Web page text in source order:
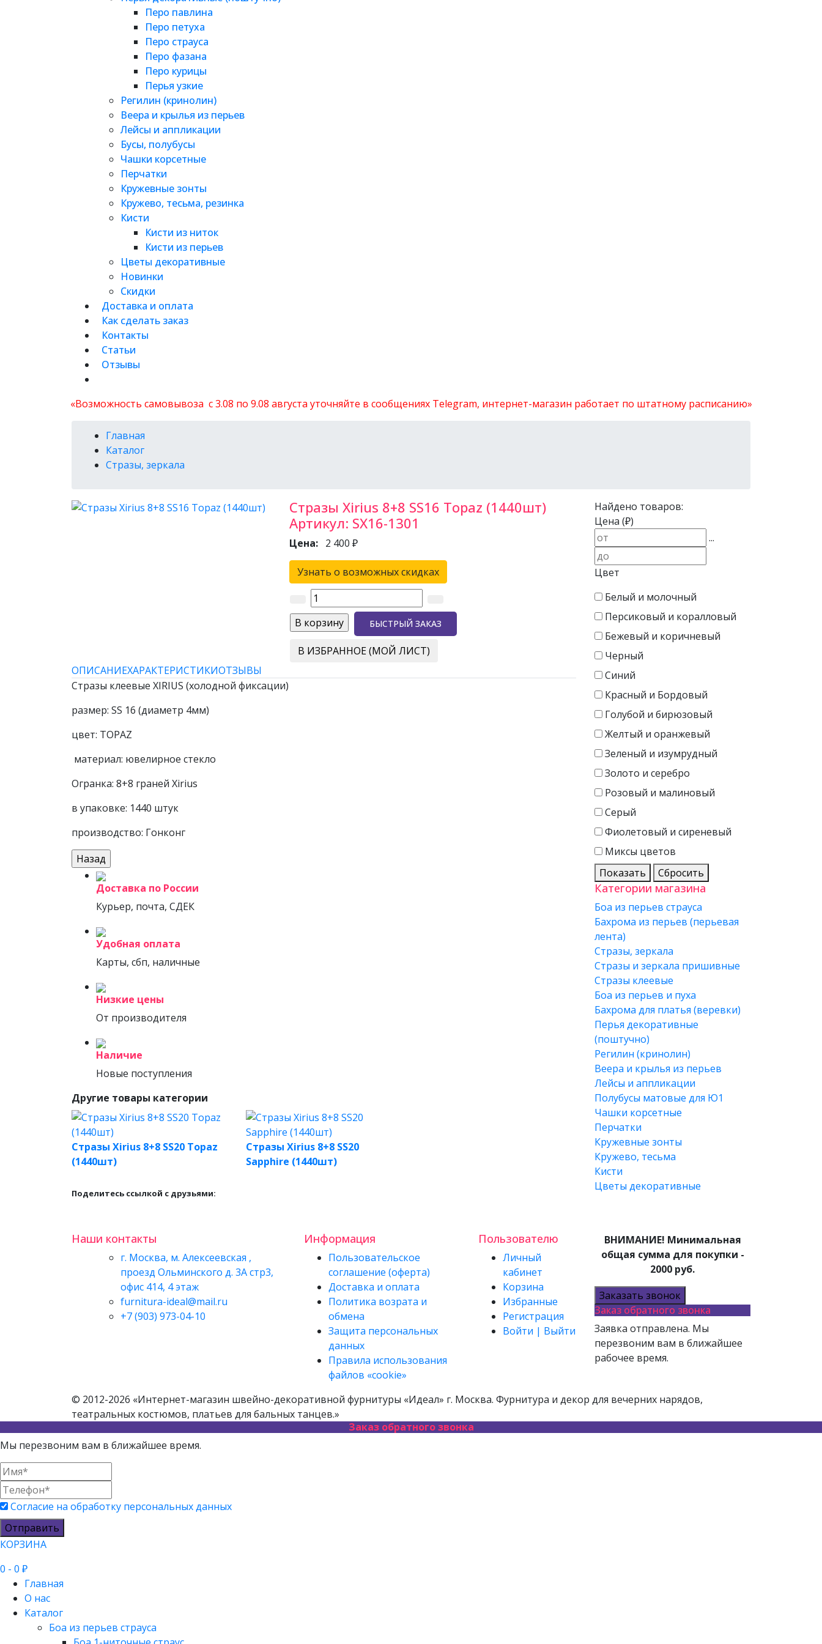
Перо павлина
Перо петуха
Перо страуса
Перо фазана
Перо курицы
Перья узкие
Регилин (кринолин)
Веера и крылья из перьев
Лейсы и аппликации
Бусы, полубусы
Чашки корсетные
Перчатки
Кружевные зонты
Кружево, тесьма, резинка
Кисти
Кисти из ниток
Кисти из перьев
Цветы декоративные
Новинки
Скидки
Доставка и оплата
Как сделать заказ
Контакты
Статьи
Отзывы
«Возможность самовывоза с 3.08 по 9.08 августа уточняйте в сообщениях Telegram, интернет-магазин работает по штатному расписанию»
Главная
Каталог
Стразы, зеркала
Стразы Xirius 8+8 SS16 Topaz (1440шт)
Артикул: SX16-1301
Цена: 2 400 ₽
Узнать о возможных скидках
БЫСТРЫЙ ЗАКАЗ
В ИЗБРАННОЕ (МОЙ ЛИСТ)
ОПИСАНИЕХАРАКТЕРИСТИКИОТЗЫВЫ
Стразы клеевые XIRIUS (холодной фиксации)
размер: SS 16 (диаметр 4мм)
цвет: TOPAZ
материал: ювелирное стекло
Огранка: 8+8 граней Xirius
в упаковке: 1440 штук
производство: Гонконг
Доставка по России
Курьер, почта, СДЕК
Удобная оплата
Карты, сбп, наличные
Низкие цены
От производителя
Наличие
Новые поступления
Другие товары категории
Стразы Xirius 8+8 SS20 Topaz
(1440шт)
Стразы Xirius 8+8 SS20
Sapphire (1440шт)
Поделитесь ссылкой с друзьями:
Найдено товаров:
Цена (₽)
...
Цвет
Белый и молочный
Персиковый и коралловый
Бежевый и коричневый
Черный
Синий
Красный и Бордовый
Голубой и бирюзовый
Желтый и оранжевый
Зеленый и изумрудный
Золото и серебро
Розовый и малиновый
Серый
Фиолетовый и сиреневый
Миксы цветов
Показать
Сбросить
Категории магазина
Боа из перьев страуса
Бахрома из перьев (перьевая
лента)
Стразы, зеркала
Стразы и зеркала пришивные
Стразы клеевые
Боа из перьев и пуха
Бахрома для платья (веревки)
Перья декоративные
(поштучно)
Регилин (кринолин)
Веера и крылья из перьев
Лейсы и аппликации
Полубусы матовые для Ю1
Чашки корсетные
Перчатки
Кружевные зонты
Кружево, тесьма
Кисти
Цветы декоративные
Наши контакты
г. Москва, м. Алексеевская ,
проезд Ольминского д. 3А стр3,
офис 414, 4 этаж
furnitura-ideal@mail.ru
+7 (903) 973-04-10
Информация
Пользовательское
соглашение (оферта)
Доставка и оплата
Политика возрата и
обмена
Защита персональных
данных
Правила использования
файлов «cookie»
Пользователю
Личный
кабинет
Корзина
Избранные
Регистрация
Войти | Выйти
ВНИМАНИЕ! Минимальная
общая сумма для покупки -
2000 руб.
Заказать звонок
Заказ обратного звонка
Заявка отправлена. Мы
перезвоним вам в ближайшее
рабочее время.
© 2012-2026 «Интернет-магазин швейно-декоративной фурнитуры «Идеал» г. Москва. Фурнитура и декор для вечерних нарядов,
театральных костюмов, платьев для бальных танцев.»
Заказ обратного звонка
Мы перезвоним вам в ближайшее время.
Согласие на обработку персональных данных
Отправить
КОРЗИНА
0 - 0 ₽
Главная
О нас
Каталог
Боа из перьев страуса